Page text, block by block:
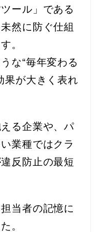
ール」である
然に防ぐ仕組
。
な“毎年変わる
果が大きく表れ
る企業や、パ
業種ではクラ
反防止の最短
当者の記憶に
。